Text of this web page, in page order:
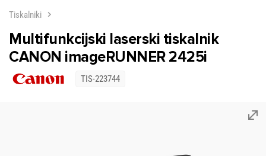
Tiskalniki
Multifunkcijski laserski tiskalnik
CANON imageRUNNER 2425i
TIS-223744